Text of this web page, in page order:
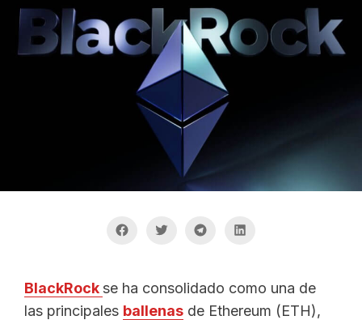
BlackRockse ha consolidado como una de
las principales ballenas de Ethereum (ETH),